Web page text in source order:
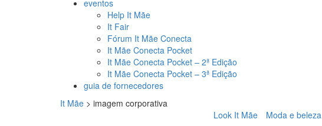
eventos
Help It Mãe
It Fair
Fórum It Mãe Conecta
It Mãe Conecta Pocket
It Mãe Conecta Pocket – 2ª Edição
It Mãe Conecta Pocket – 3ª Edição
guia de fornecedores
It Mãe > imagem corporativa
Look It Mãe
Moda e beleza